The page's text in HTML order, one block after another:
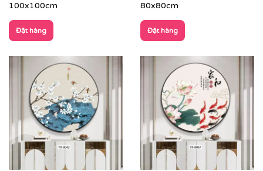
Printek còn hỗ trợ tư vấn miễn phí để giúp bạn chọn
được bức tranh phù hợp nhất với không gian và sở
thích của mình. Đặc biệt, chúng tôi còn cung cấp dịch
vụ vận chuyển trên toàn quốc, giúp bạn tiết kiệm thời
gian và công sức.
100x100cm
Đặt hàng
80x80cm
Đặt hàng